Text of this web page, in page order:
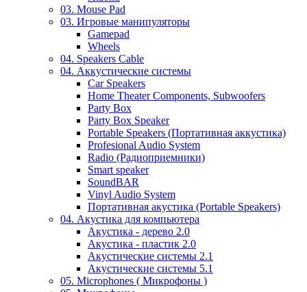
03. Mouse Pad
03. Игровые манипуляторы
Gamepad
Wheels
04. Speakers Cable
04. Аккустические системы
Car Speakers
Home Theater Components, Subwoofers
Party Box
Party Box Speaker
Portable Speakers (Портативная аккустика)
Profesional Audio System
Radio (Радиоприемники)
Smart speaker
SoundBAR
Vinyl Audio System
Портативная акустика (Portable Speakers)
04. Акустика для компьютера
Акустика - дерево 2.0
Акустика - пластик 2.0
Акустические системы 2.1
Акустические системы 5.1
05. Microphones ( Микрофоны )